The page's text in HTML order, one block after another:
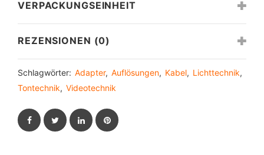
VERPACKUNGSEINHEIT
REZENSIONEN (0)
Schlagwörter: Adapter, Auflösungen, Kabel, Lichttechnik,
Tontechnik, Videotechnik
FacebookTwitterLinkedInPinterest